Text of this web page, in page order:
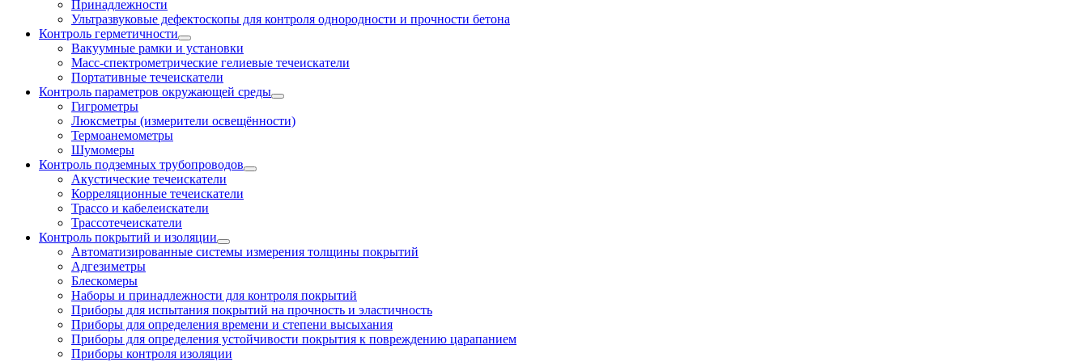
Принадлежности
Ультразвуковые дефектоскопы для контроля однородности и прочности бетона
Контроль герметичности
Вакуумные рамки и установки
Масс-спектрометрические гелиевые течеискатели
Портативные течеискатели
Контроль параметров окружающей среды
Гигрометры
Люксметры (измерители освещённости)
Термоанемометры
Шумомеры
Контроль подземных трубопроводов
Акустические течеискатели
Корреляционные течеискатели
Трассо и кабелеискатели
Трассотечеискатели
Контроль покрытий и изоляции
Автоматизированные системы измерения толщины покрытий
Адгезиметры
Блескомеры
Наборы и принадлежности для контроля покрытий
Приборы для испытания покрытий на прочность и эластичность
Приборы для определения времени и степени высыхания
Приборы для определения устойчивости покрытия к повреждению царапанием
Приборы контроля изоляции